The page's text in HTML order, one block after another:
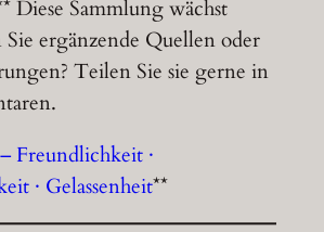
Diese Sammlung wächst
ergänzende Quellen oder
Teilen Sie sie gerne in
Freundlichkeit ·
· Gelassenheit**